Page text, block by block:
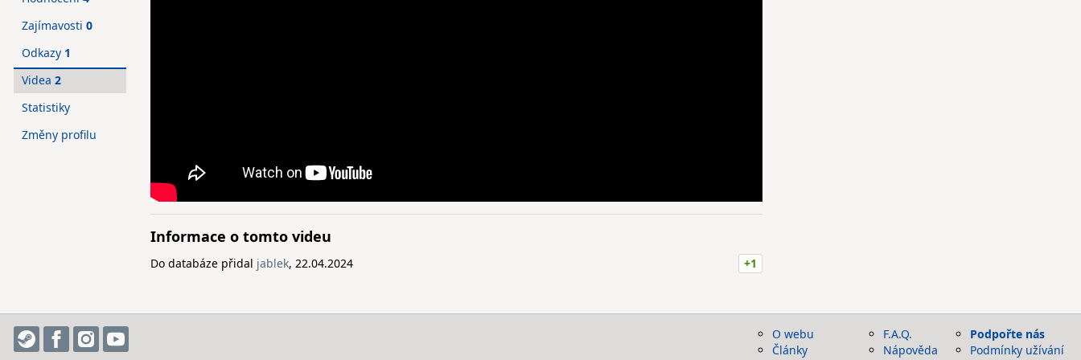
Informace o tomto videu
Do databáze přidal jablek, 22.04.2024 +1
Zajímavosti 0
Odkazy 1
Videa 2
Statistiky
Změny profilu
O webu
Články
F.A.Q.
Nápověda
Podpořte nás
Podmínky užívání